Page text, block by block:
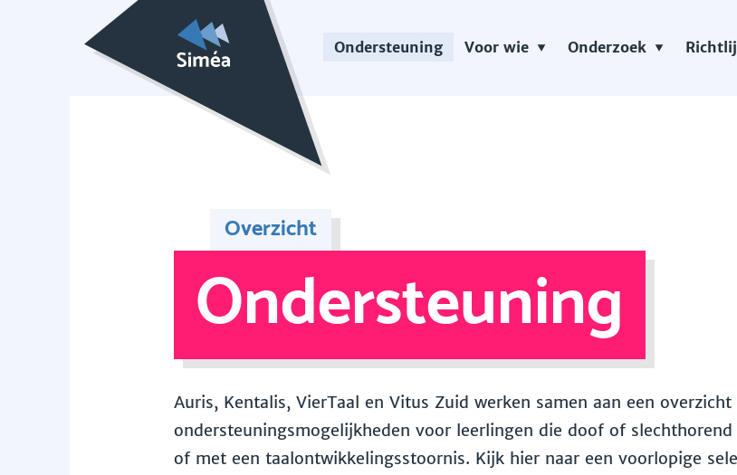
Ondersteuning Voor wie Onderzoek
Overzicht
Ondersteuning
Auris, Kentalis, VierTaal en Vitus Zuid werken samen aan een overzicht
ondersteuningsmogelijkheden voor leerlingen die doof of slechthorend
of met een taalontwikkelingsstoornis. Kijk hier naar een voorlopige